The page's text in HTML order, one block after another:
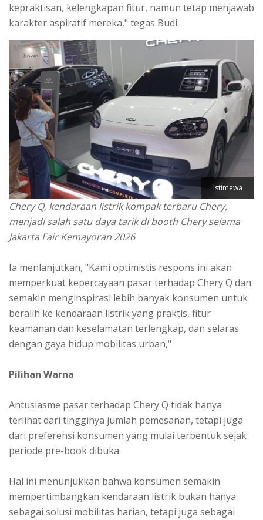
kepraktisan, kelengkapan fitur, namun tetap menjawab
karakter aspiratif mereka," tegas Budi.
Istimewa
Chery Q, kendaraan listrik kompak terbaru Chery,
menjadi salah satu daya tarik di booth Chery selama
Jakarta Fair Kemayoran 2026
Ia menlanjutkan, "Kami optimistis respons ini akan
memperkuat kepercayaan pasar terhadap Chery Q dan
semakin menginspirasi lebih banyak konsumen untuk
beralih ke kendaraan listrik yang praktis, fitur
keamanan dan keselamatan terlengkap, dan selaras
dengan gaya hidup mobilitas urban,"
Pilihan Warna
Antusiasme pasar terhadap Chery Q tidak hanya
terlihat dari tingginya jumlah pemesanan, tetapi juga
dari preferensi konsumen yang mulai terbentuk sejak
periode pre-book dibuka.
Hal ini menunjukkan bahwa konsumen semakin
mempertimbangkan kendaraan listrik bukan hanya
sebagai solusi mobilitas harian, tetapi juga sebagai